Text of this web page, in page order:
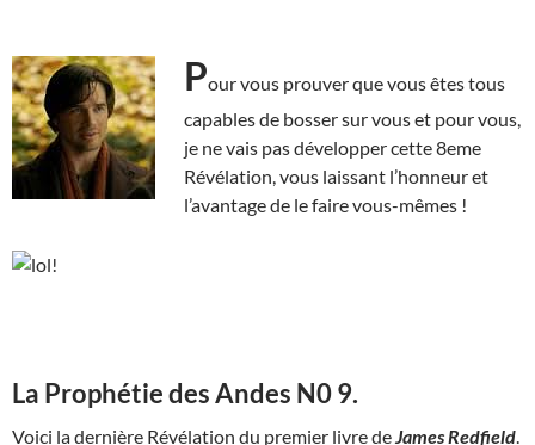
Pour vous prouver que vous êtes tous
capables de bosser sur vous et pour vous,
je ne vais pas développer cette 8eme
Révélation, vous laissant l’honneur et
l’avantage de le faire vous-mêmes !
La Prophétie des Andes N0 9.
Voici la dernière Révélation du premier livre de James Redfield